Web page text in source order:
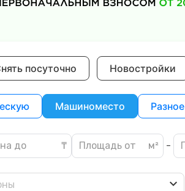
посуточно Новостройки
Машиноместо Разное
-